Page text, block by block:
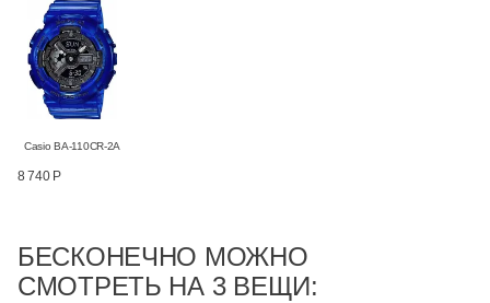
Casio BA-110CR-2A
8 740 Р
БЕСКОНЕЧНО МОЖНО
СМОТРЕТЬ НА 3 ВЕЩИ: